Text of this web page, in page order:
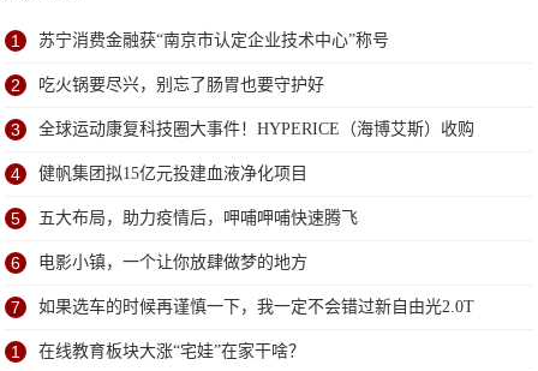
1 苏宁消费金融获“南京市认定企业技术中心”称号
2 吃火锅要尽兴，别忘了肠胃也要守护好
3 全球运动康复科技圈大事件！HYPERICE（海博艾斯）收购
NormaTec！
4 健帆集团拟15亿元投建血液净化项目
5 五大布局，助力疫情后，呷哺呷哺快速腾飞
6 电影小镇，一个让你放肆做梦的地方
7 如果选车的时候再谨慎一下，我一定不会错过新自由光2.0T
1 在线教育板块大涨“宅娃”在家干啥？